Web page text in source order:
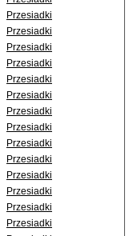
Przesiadki
Przesiadki
Przesiadki
Przesiadki
Przesiadki
Przesiadki
Przesiadki
Przesiadki
Przesiadki
Przesiadki
Przesiadki
Przesiadki
Przesiadki
Przesiadki